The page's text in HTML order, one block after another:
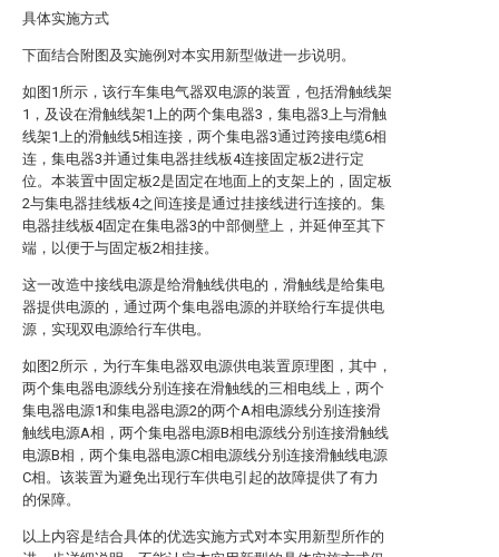
具体实施方式
下面结合附图及实施例对本实用新型做进一步说明。
如图1所示，该行车集电气器双电源的装置，包括滑触线架
1，及设在滑触线架1上的两个集电器3，集电器3上与滑触
线架1上的滑触线5相连接，两个集电器3通过跨接电缆6相
连，集电器3并通过集电器挂线板4连接固定板2进行定
位。本装置中固定板2是固定在地面上的支架上的，固定板
2与集电器挂线板4之间连接是通过挂接线进行连接的。集
电器挂线板4固定在集电器3的中部侧壁上，并延伸至其下
端，以便于与固定板2相挂接。
这一改造中接线电源是给滑触线供电的，滑触线是给集电
器提供电源的，通过两个集电器电源的并联给行车提供电
源，实现双电源给行车供电。
如图2所示，为行车集电器双电源供电装置原理图，其中，
两个集电器电源线分别连接在滑触线的三相电线上，两个
集电器电源1和集电器电源2的两个A相电源线分别连接滑
触线电源A相，两个集电器电源B相电源线分别连接滑触线
电源B相，两个集电器电源C相电源线分别连接滑触线电源
C相。该装置为避免出现行车供电引起的故障提供了有力
的保障。
以上内容是结合具体的优选实施方式对本实用新型所作的